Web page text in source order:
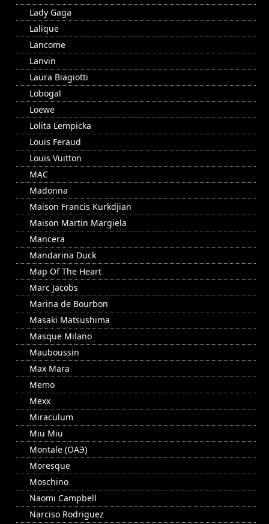
Lady Gaga
Lalique
Lancome
Lanvin
Laura Biagiotti
Lobogal
Loewe
Lolita Lempicka
Louis Feraud
Louis Vuitton
MAC
Madonna
Maison Francis Kurkdjian
Maison Martin Margiela
Mancera
Mandarina Duck
Map Of The Heart
Marc Jacobs
Marina de Bourbon
Masaki Matsushima
Masque Milano
Mauboussin
Max Mara
Memo
Mexx
Miraculum
Miu Miu
Montale (ОАЭ)
Moresque
Moschino
Naomi Campbell
Narciso Rodriguez